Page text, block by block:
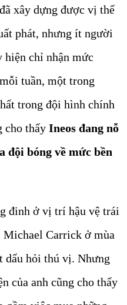
xây dựng được vị thế
phát, nhưng ít người
hiện chỉ nhận mức
tuần, một trong
trong đội hình chính
cho thấy Ineos đang nỗ
đội bóng về mức bền
đinh ở vị trí hậu vệ trái
Carrick ở mùa
dấu hỏi thú vị. Nhưng
của anh cũng cho thấy